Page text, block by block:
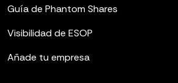
Guía de Phantom Shares
Visibilidad de ESOP
Añade tu empresa